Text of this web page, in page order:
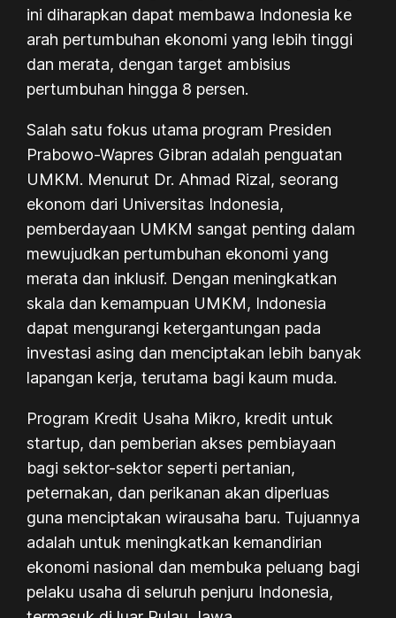
ini diharapkan dapat membawa Indonesia ke
arah pertumbuhan ekonomi yang lebih tinggi
dan merata, dengan target ambisius
pertumbuhan hingga 8 persen.
Salah satu fokus utama program Presiden
Prabowo-Wapres Gibran adalah penguatan
UMKM. Menurut Dr. Ahmad Rizal, seorang
ekonom dari Universitas Indonesia,
pemberdayaan UMKM sangat penting dalam
mewujudkan pertumbuhan ekonomi yang
merata dan inklusif. Dengan meningkatkan
skala dan kemampuan UMKM, Indonesia
dapat mengurangi ketergantungan pada
investasi asing dan menciptakan lebih banyak
lapangan kerja, terutama bagi kaum muda.
Program Kredit Usaha Mikro, kredit untuk
startup, dan pemberian akses pembiayaan
bagi sektor-sektor seperti pertanian,
peternakan, dan perikanan akan diperluas
guna menciptakan wirausaha baru. Tujuannya
adalah untuk meningkatkan kemandirian
ekonomi nasional dan membuka peluang bagi
pelaku usaha di seluruh penjuru Indonesia,